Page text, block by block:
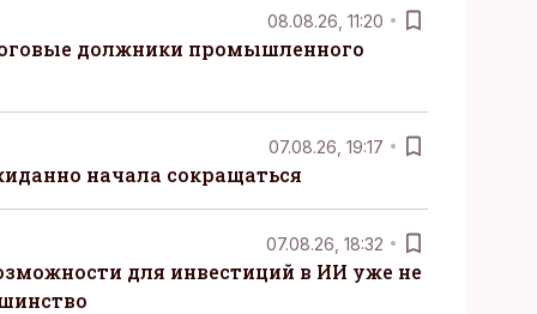
08.08.26, 11:20
должники промышленного
07.08.26, 19:17
начала сокращаться
07.08.26, 18:32
для инвестиций в ИИ уже не